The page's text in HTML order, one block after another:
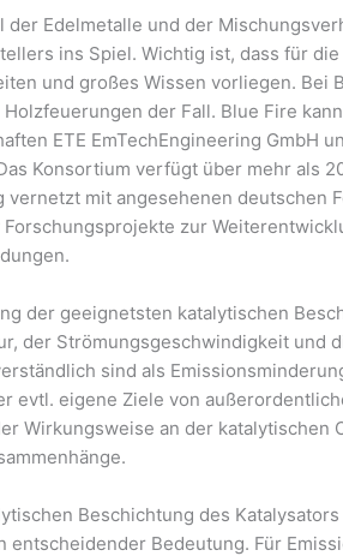
der Edelmetalle und der
ins Spiel. Wichtig ist, dass für
und großes Wissen vorliegen. Bei
Holzfeuerungen der Fall. Blue Fire
ETE EmTechEngineering GmbH
Konsortium verfügt über mehr als
vernetzt mit angesehenen deutschen
Forschungsprojekte zur
der geeignetsten katalytischen
der Strömungsgeschwindigkeit und
sind als
evtl. eigene Ziele von
Wirkungsweise an der katalytischen
Beschichtung des
entscheidender Bedeutung. Für